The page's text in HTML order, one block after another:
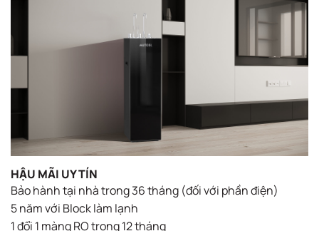
HẬU MÃI UY TÍN
Bảo hành tại nhà trong 36 tháng (đối với phần điện)
5 năm với Block làm lạnh
1 đổi 1 màng RO trong 12 tháng